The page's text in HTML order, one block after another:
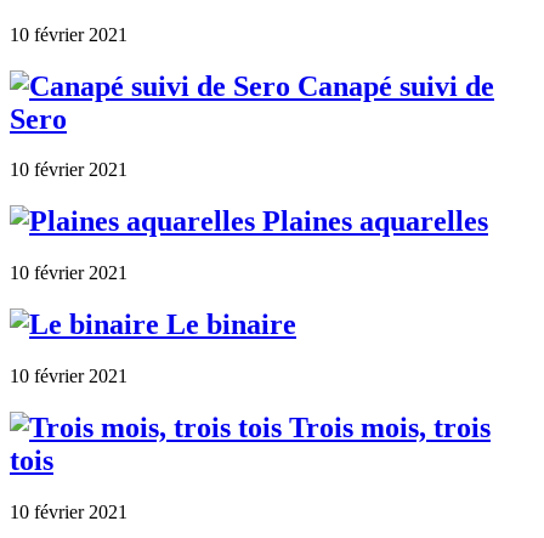
10 février 2021
Canapé suivi de
Sero
10 février 2021
Plaines aquarelles
10 février 2021
Le binaire
10 février 2021
Trois mois, trois
tois
10 février 2021